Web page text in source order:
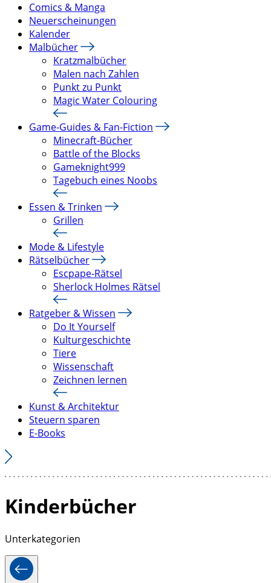
Comics & Manga
Neuerscheinungen
Kalender
Malbücher
Kratzmalbücher
Malen nach Zahlen
Punkt zu Punkt
Magic Water Colouring
Game-Guides & Fan-Fiction
Minecraft-Bücher
Battle of the Blocks
Gameknight999
Tagebuch eines Noobs
Essen & Trinken
Grillen
Mode & Lifestyle
Rätselbücher
Escpape-Rätsel
Sherlock Holmes Rätsel
Ratgeber & Wissen
Do It Yourself
Kulturgeschichte
Tiere
Wissenschaft
Zeichnen lernen
Kunst & Architektur
Steuern sparen
E-Books
Kinderbücher
Unterkategorien